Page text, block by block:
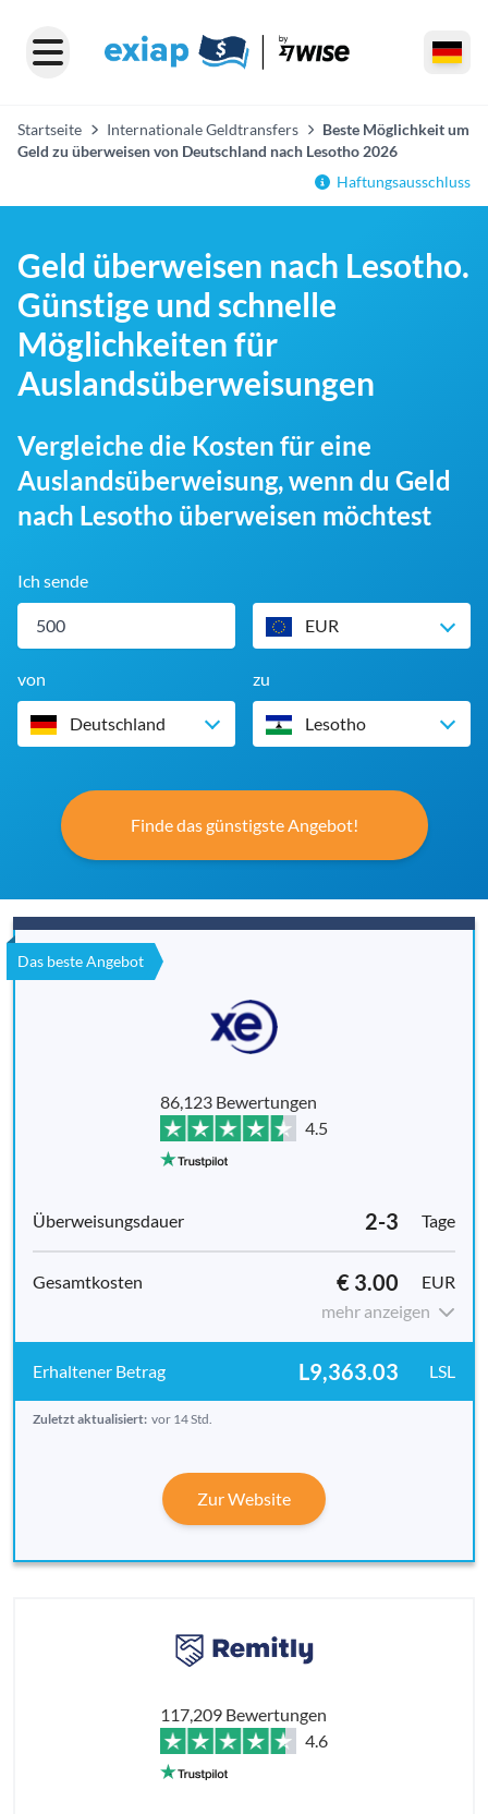
Startseite Internationale Geldtransfers
Beste Möglichkeit um
Geld zu überweisen von Deutschland nach Lesotho 2026
Haftungsausschluss
Geld überweisen nach Lesotho.
Günstige und schnelle
Möglichkeiten für
Auslandsüberweisungen
Vergleiche die Kosten für eine
Auslandsüberweisung, wenn du Geld
nach Lesotho überweisen möchtest
Ich sende
EUR
von
Deutschland
zu
Lesotho
Finde das günstigste Angebot!
Das beste Angebot
86,123 Bewertungen
4.5
2-3 Tage
€ 3.00
EUR
mehr anzeigen
L9,363.03 LSL
Zuletzt aktualisiert: vor 14 Std.
Zur Website
117,209 Bewertungen
4.6